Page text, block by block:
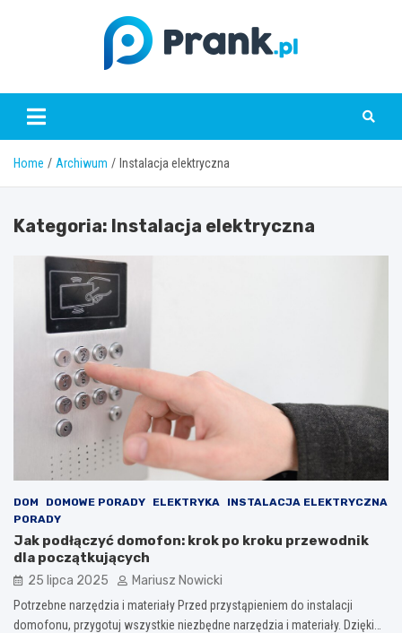
prank.pl
Home Archiwum Instalacja elektryczna
Kategoria: Instalacja elektryczna
DOM DOMOWE PORADY ELEKTRYKA
INSTALACJA ELEKTRYCZNA
PORADY
Jak podłączyć domofon: krok po kroku przewodnik
dla początkujących
25 lipca 2025 Mariusz Nowicki
Potrzebne narzędzia i materiały Przed przystąpieniem do instalacji
domofonu, przygotuj wszystkie niezbędne narzędzia i materiały. Dzięki…